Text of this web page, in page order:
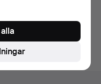
avslutade auktioner